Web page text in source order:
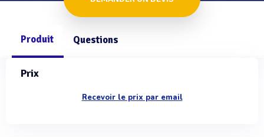
Produit Questions
Prix
Recevoir le prix par email